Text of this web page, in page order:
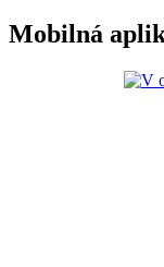
Mobilná